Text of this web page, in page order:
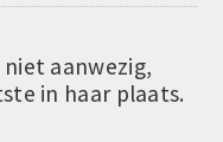
niet aanwezig,
in haar plaats.